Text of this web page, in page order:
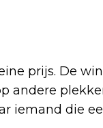
prijs. De
andere
iemand die